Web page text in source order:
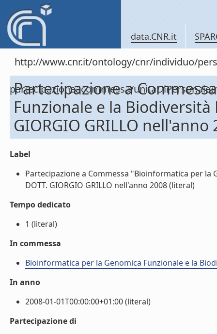
data.CNR.it
http://www.cnr.it/ontology/cnr/individuo/
partecipazioneacommessa/
Partecipazione a
Funzionale e la Biodiversità
GIORGIO GRILLO nell'anno
Label
Partecipazione a Commessa "Bioinformatica per la
DOTT. GIORGIO GRILLO nell'anno 2008 (literal)
Tempo dedicato
1 (literal)
In commessa
Bioinformatica per la Genomica Funzionale e la
In anno
2008-01-01T00:00:00+01:00 (literal)
Partecipazione di